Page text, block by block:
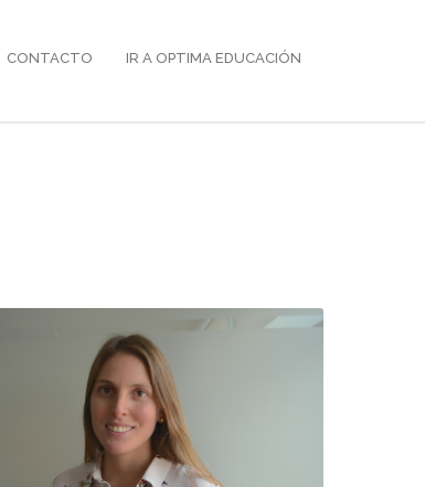
CONTACTO IR A OPTIMA EDUCACIÓN